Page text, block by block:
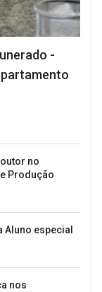
-
no
Produção
Aluno especial
nos